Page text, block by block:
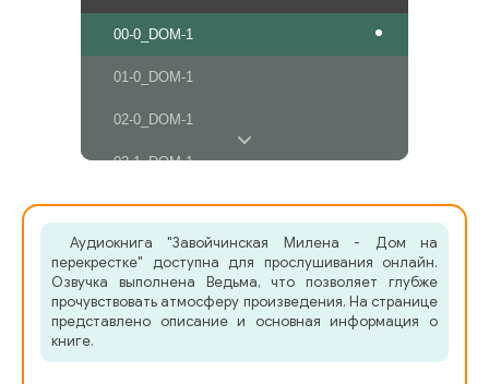
00-0_DOM-1
01-0_DOM-1
02-0_DOM-1
02-1_DOM-1
02-2_DOM-1
03-0_DOM-1
03-1_DOM-1
Аудиокнига "Завойчинская Милена - Дом на
перекрестке" доступна для прослушивания онлайн.
Озвучка выполнена Ведьма, что позволяет глубже
прочувствовать атмосферу произведения. На странице
представлено описание и основная информация о
книге.